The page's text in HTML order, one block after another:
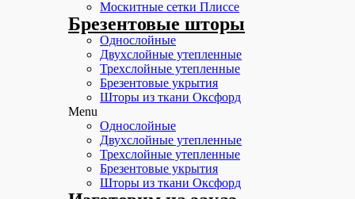
Москитные сетки Плиссе
Брезентовые шторы
Однослойные
Двухслойные утепленные
Трехслойные утепленные
Брезентовые укрытия
Шторы из ткани Оксфорд
Menu
Однослойные
Двухслойные утепленные
Трехслойные утепленные
Брезентовые укрытия
Шторы из ткани Оксфорд